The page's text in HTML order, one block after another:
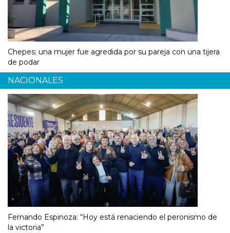
Chepes: una mujer fue agredida por su pareja con una tijera
de podar
NACIONALES
Fernando Espinoza: “Hoy está renaciendo el peronismo de
la victoria”